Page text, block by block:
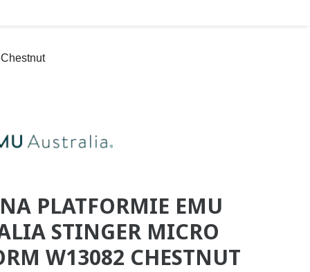
PLATFORMIE EMU
STINGER MICRO
W13082 CHESTNUT